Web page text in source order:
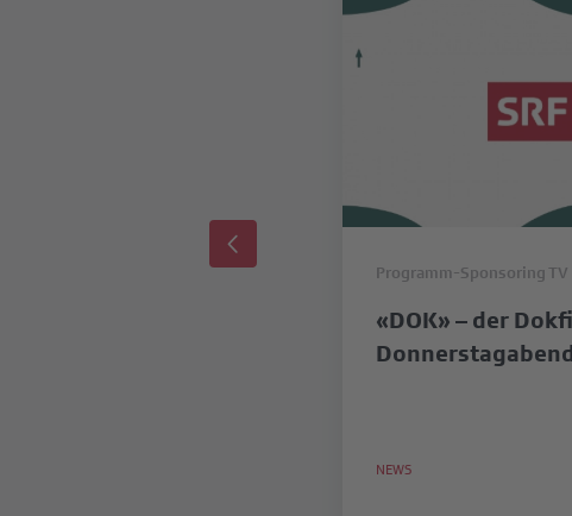
Programm-Sponsoring TV
«DOK» – der
Donnerstagabend
NEWS